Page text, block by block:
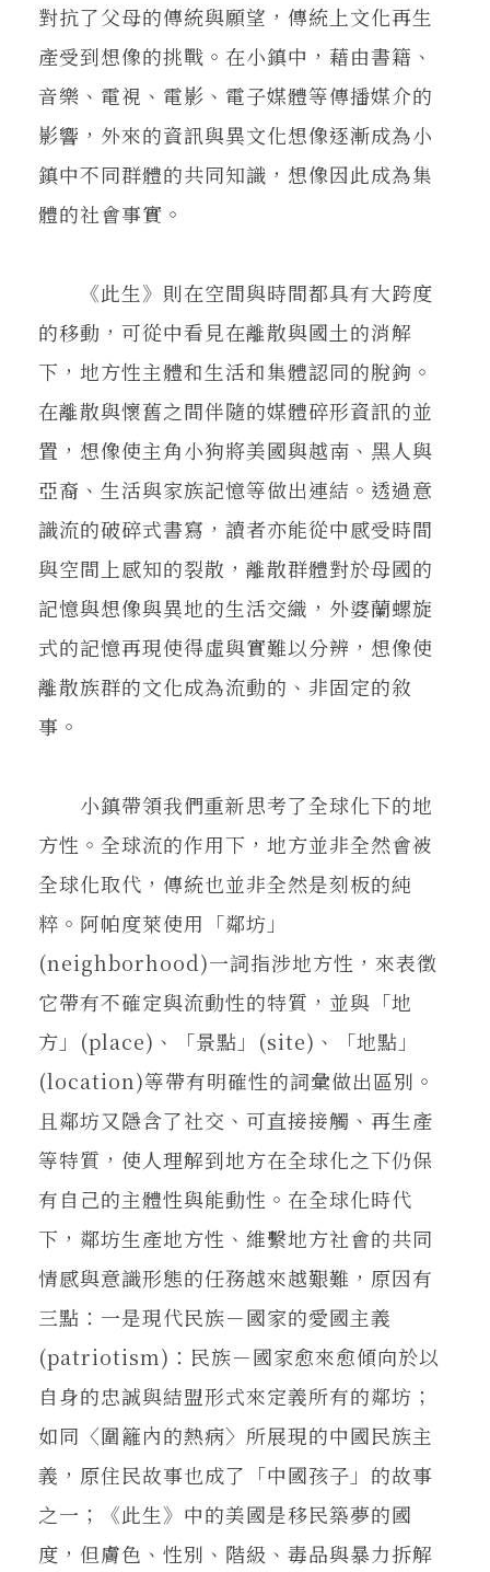
對抗了父母的傳統與願望，傳統上文化再生
產受到想像的挑戰。在小鎮中，藉由書籍、
音樂、電視、電影、電子媒體等傳播媒介的
影響，外來的資訊與異文化想像逐漸成為小
鎮中不同群體的共同知識，想像因此成為集
體的社會事實。
《此生》則在空間與時間都具有大跨度
的移動，可從中看見在離散與國土的消解
下，地方性主體和生活和集體認同的脫鉤。
在離散與懷舊之間伴隨的媒體碎形資訊的並
置，想像使主角小狗將美國與越南、黑人與
亞裔、生活與家族記憶等做出連結。透過意
識流的破碎式書寫，讀者亦能從中感受時間
與空間上感知的裂散，離散群體對於母國的
記憶與想像與異地的生活交織，外婆蘭螺旋
式的記憶再現使得虛與實難以分辨，想像使
離散族群的文化成為流動的、非固定的敘
事。
小鎮帶領我們重新思考了全球化下的地
方性。全球流的作用下，地方並非全然會被
全球化取代，傳統也並非全然是刻板的純
粹。阿帕度萊使用「鄰坊」
(neighborhood)一詞指涉地方性，來表徵
它帶有不確定與流動性的特質，並與「地
方」(place)、「景點」(site)、「地點」
(location)等帶有明確性的詞彙做出區別。
且鄰坊又隱含了社交、可直接接觸、再生產
等特質，使人理解到地方在全球化之下仍保
有自己的主體性與能動性。在全球化時代
下，鄰坊生產地方性、維繫地方社會的共同
情感與意識形態的任務越來越艱難，原因有
三點：一是現代民族－國家的愛國主義
(patriotism)：民族－國家愈來愈傾向於以
自身的忠誠與結盟形式來定義所有的鄰坊；
如同〈圍籬內的熱病〉所展現的中國民族主
義，原住民故事也成了「中國孩子」的故事
之一；《此生》中的美國是移民築夢的國
度，但膚色、性別、階級、毒品與暴力拆解